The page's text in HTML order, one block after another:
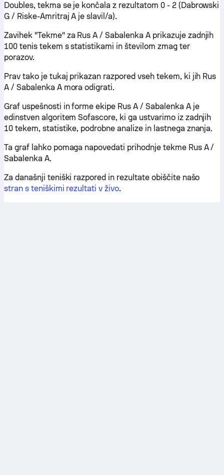
Doubles, tekma se je končala z rezultatom 0 - 2 (Dabrowski
G / Riske-Amritraj A je slavil/a).
Zavihek "Tekme" za Rus A / Sabalenka A prikazuje zadnjih
100 tenis tekem s statistikami in številom zmag ter
porazov.
Prav tako je tukaj prikazan razpored vseh tekem, ki jih Rus
A / Sabalenka A mora odigrati.
Graf uspešnosti in forme ekipe Rus A / Sabalenka A je
edinstven algoritem Sofascore, ki ga ustvarimo iz zadnjih
10 tekem, statistike, podrobne analize in lastnega znanja.
Ta graf lahko pomaga napovedati prihodnje tekme Rus A /
Sabalenka A.
Za današnji teniški razpored in rezultate obiščite našo
stran s teniškimi rezultati v živo.